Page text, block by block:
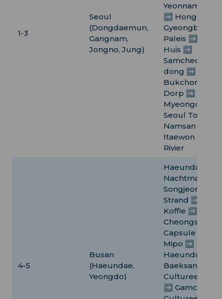
1-3
Seoul
(Dongdaemun,
Gangnam,
Jongno, Jung)
Yeonnamdong
➡️ Hongdae
Paleis ➡️
Huis ➡️
Samcheong-
dong ➡️
Bukchon
Dorp ➡️
Myeongdong
Seoul Toren ➡️
Namsan Park
Itaewon ➡️
Rivier
4-5
Busan
(Haeundae,
Yeongdo)
Haeundae
Nachtmarkt ➡️
Songjeong
Strand ➡️
Koffie ➡️
Cheongsapo
Capsule
Mipo ➡️
Haeundae ➡️
Baeksand
Cultureel
➡️ Gamcheon